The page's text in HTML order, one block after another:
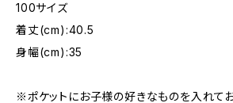
100サイズ
着丈(cm):40.5
身幅(cm):35
※ポケットにお子様の好きなものを入れてお